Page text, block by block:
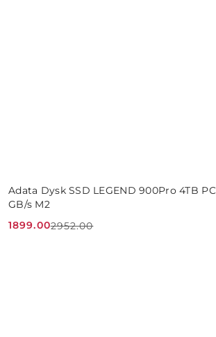
Adata Dysk SSD LEGEND 900Pro 4TB
GB/s M2
Cena
1899.00
Cena
2952.00